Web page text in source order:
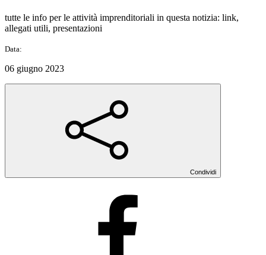
tutte le info per le attività imprenditoriali in questa notizia: link,
allegati utili, presentazioni
Data:
06 giugno 2023
Condividi